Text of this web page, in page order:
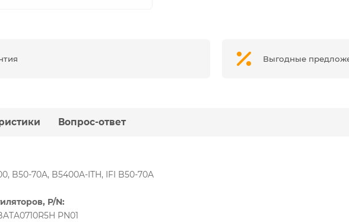
Выгодные
Вопрос-ответ
B50-70A, B5400A-ITH, IFI B50-70A
P/N:
PN01